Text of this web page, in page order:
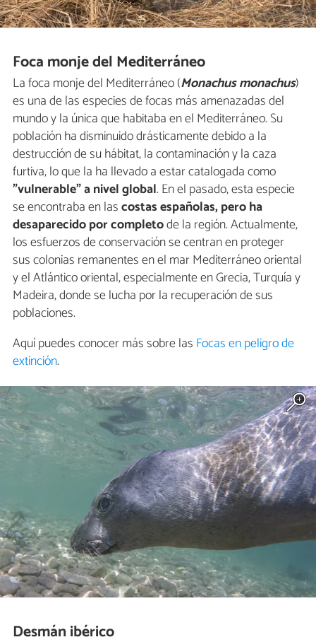
Foca monje del Mediterráneo
La foca monje del Mediterráneo (Monachus monachus)
es una de las especies de focas más amenazadas del
mundo y la única que habitaba en el Mediterráneo. Su
población ha disminuido drásticamente debido a la
destrucción de su hábitat, la contaminación y la caza
furtiva, lo que la ha llevado a estar catalogada como
"vulnerable" a nivel global. En el pasado, esta especie
se encontraba en lascostas españolas, pero ha
desaparecido por completode la región. Actualmente,
los esfuerzos de conservación se centran en proteger
sus colonias remanentes en el mar Mediterráneo oriental
y el Atlántico oriental, especialmente en Grecia, Turquía y
Madeira, donde se lucha por la recuperación de sus
poblaciones.
Aquí puedes conocer más sobre las Focas en peligro de
extinción.
Desmán ibérico